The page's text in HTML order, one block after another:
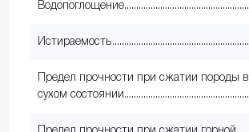
Водопоглощение
Истираемость
Предел прочности при сжатии породы в
сухом состоянии